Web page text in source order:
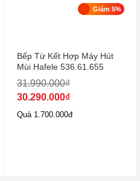
Giảm 5%
Bếp Từ Kết Hợp Máy Hút
Mùi Hafele 536.61.655
31.990.000₫
30.290.000₫
Quà 1.700.000đ